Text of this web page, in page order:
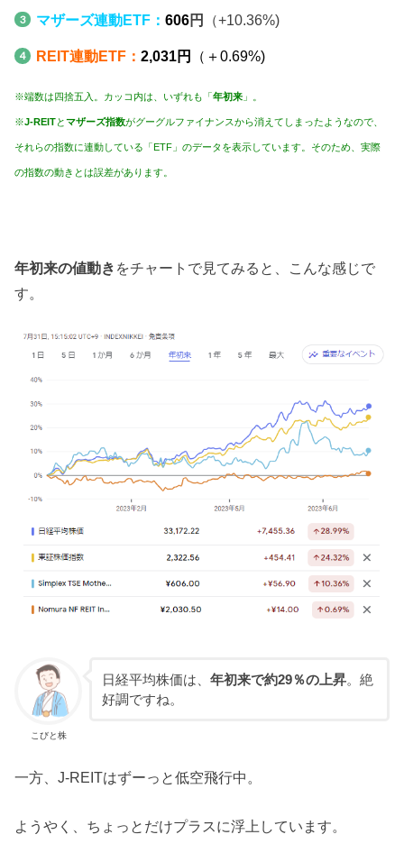
マザーズ連動ETF： 606円 （+10.36%)
REIT連動ETF： 2,031円 （＋0.69%)
※端数は四捨五入。カッコ内は、いずれも「年初来 」。
※J-REITとマザーズ指数がグーグルファイナンスから消えてしまったようなので、
それらの指数に連動している「ETF」のデータを表示しています。そのため、実際
の指数の動きとは誤差があります。
年初来の値動き をチャートで見てみると、こんな感じで
す。
こびと株
日経平均株価は、 年初来で約29％の上昇。絶
好調ですね。
一方、J-REITはずーっと低空飛行中。
ようやく、ちょっとだけプラスに浮上しています。